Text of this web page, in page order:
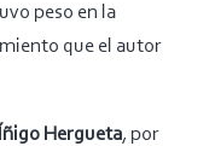
peso en la
que el autor
Íñigo Hergueta, por